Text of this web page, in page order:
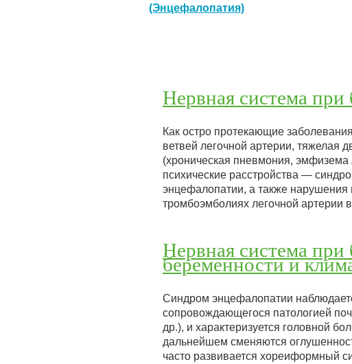
(Энцефалопатия)
Нервная система при
Как остро протекающие
ветвей легочной артерии, тяжелая
(хроническая пневмония, эмфизема
психические расстройства —
энцефалопатии, а также нарушения
тромбоэмболиях легочной артерии
Нервная система при
беременности и
Синдром энцефалопатии
сопровождающегося патологией
др.), и характеризуется головной
дальнейшем сменяются
часто развивается хореиформный